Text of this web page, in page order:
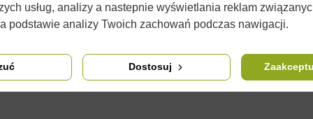
o plastycznych właściwościach umożliwiających wielokrotne
jej silikonem w sprayu. Silikon jest jednocześnie
urozmaicenia produkcji świecprzydadzą się barwniki i
krokach:
usług, analizy a nastepnie wyświetlania reklam
podstawie analizy Twoich zachowań podczas nawigacji.
Dostosuj